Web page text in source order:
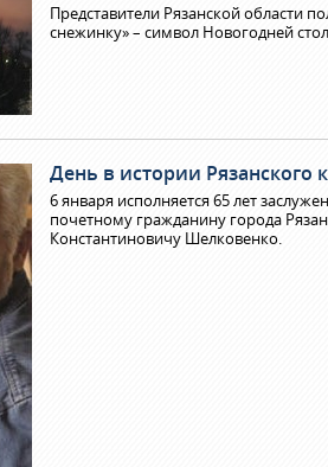
Представители Рязанской области
снежинку» – символ Новогодней
День в истории Рязанского
6 января исполняется 65 лет
почетному гражданину города
Константиновичу Шелковенко.